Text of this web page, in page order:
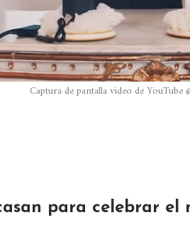
Captura de pantalla video de YouTube
para celebrar